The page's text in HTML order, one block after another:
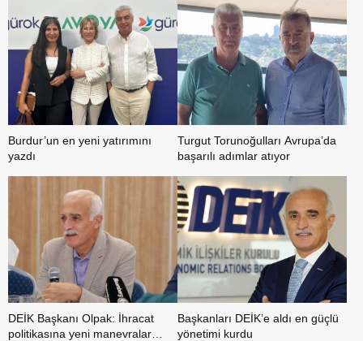
Burdur’un en yeni yatırımını
yazdı
Turgut Torunoğulları Avrupa’da
başarılı adımlar atıyor
DEİK Başkanı Olpak: İhracat
politikasına yeni manevralar
Başkanları DEİK’e aldı en güçlü
yönetimi kurdu